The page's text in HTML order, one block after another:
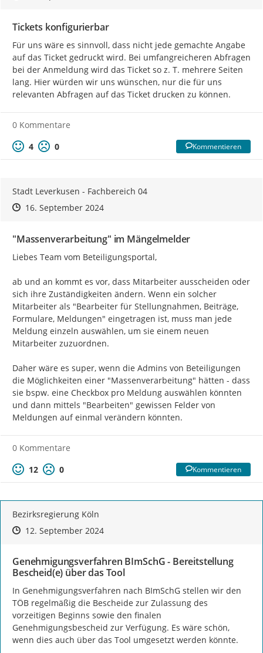
Tickets konfigurierbar
Für uns wäre es sinnvoll, dass nicht jede gemachte Angabe
auf das Ticket gedruckt wird. Bei umfangreicheren Abfragen
bei der Anmeldung wird das Ticket so z. T. mehrere Seiten
lang. Hier würden wir uns wünschen, nur die für uns
relevanten Abfragen auf das Ticket drucken zu können.
0 Kommentare
4
0 Kommentieren
Stadt Leverkusen - Fachbereich 04
Zeitpunkt des Erstellens
Zeitpunkt des Erstellens
16. September 2024Zur Äußerung
"Massenverarbeitung" im Mängelmelder
Liebes Team vom Beteiligungsportal,
ab und an kommt es vor, dass Mitarbeiter ausscheiden oder
sich ihre Zuständigkeiten ändern. Wenn ein solcher
Mitarbeiter als "Bearbeiter für Stellungnahmen, Beiträge,
Formulare, Meldungen" eingetragen ist, muss man jede
Meldung einzeln auswählen, um sie einem neuen
Mitarbeiter zuzuordnen.
Daher wäre es super, wenn die Admins von Beteiligungen
die Möglichkeiten einer "Massenverarbeitung" hätten - dass
sie bspw. eine Checkbox pro Meldung auswählen könnten
und dann mittels "Bearbeiten" gewissen Felder von
Meldungen auf einmal verändern könnten.
0 Kommentare
12
0 Kommentieren
Bezirksregierung Köln
Zeitpunkt des Erstellens
Zeitpunkt des Erstellens
12. September 2024Zur Äußerung
Genehmigungsverfahren BImSchG - Bereitstellung
Bescheid(e) über das Tool
In Genehmigungsverfahren nach BImSchG stellen wir den
TÖB regelmäßig die Bescheide zur Zulassung des
vorzeitigen Beginns sowie den finalen
Genehmigungsbescheid zur Verfügung. Es wäre schön,
wenn dies auch über das Tool umgesetzt werden könnte.